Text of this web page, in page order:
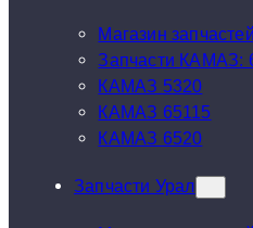
Магазин
Запчасти КАМАЗ:
КАМАЗ 5320
КАМАЗ 65115
КАМАЗ 6520
Запчасти Урал